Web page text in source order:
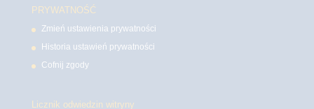
PRYWATNOŚĆ
Zmień ustawienia prywatności
Historia ustawień prywatności
Cofnij zgody
Licznik odwiedzin witryny